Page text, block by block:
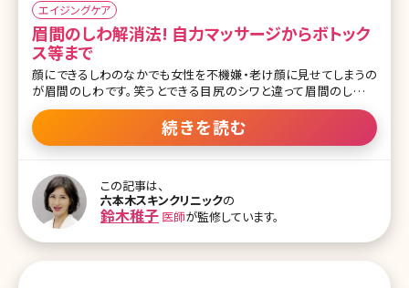
エイジングケア
眉間のしわ解消法! 自力マッサージからボトック
ス等まで
顔にできるしわのなかでも女性を不機嫌・老け顔に見せてしまうの
が眉間のしわです。笑うとできる目尻のシワと違って眉間のしわは
「いつも怒っている人」というネガティブな印象を与えてしまい、ハッピ
ーなできごとも遠ざかってしまうかもしれません。では眉間のしわを
解消・予防するにはどうしたらいいのでしょうか。 目次 1.しわの種類
しわはなぜできる? 2-1.眉間の縦ジワができる原因 2-1-1.表情グセ
によってできる縦ジワ 2-1-2.視力の低下によって起きる縦ジワ 2-1-3.
横向きに寝ることで起こる縦ジワ 2-2.眉間に横ジワができる原因 3.
眉間のしわを解消する方法とは 3-1.眉間のしわ改善のセルフケア 3-
1-1.表情ぐせの改善・マッサージ 3-1-2.化粧品やテープで眉間のしわ
続きを読む
この記事は、
六本木スキンクリニックの
鈴木稚子 医師が監修しています。